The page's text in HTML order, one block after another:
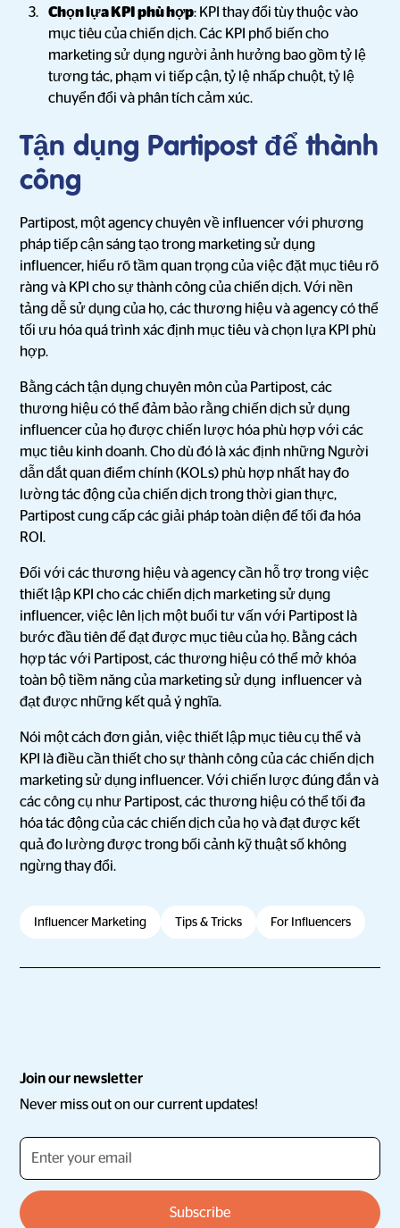
Chọn lựa KPI phù hợp: KPI thay đổi tùy thuộc vào
mục tiêu của chiến dịch. Các KPI phổ biến cho
marketing sử dụng người ảnh hưởng bao gồm tỷ lệ
tương tác, phạm vi tiếp cận, tỷ lệ nhấp chuột, tỷ lệ
chuyển đổi và phân tích cảm xúc.
Tận dụng Partipost để thành
công
Partipost, một agency chuyên về influencer với phương
pháp tiếp cận sáng tạo trong marketing sử dụng
influencer, hiểu rõ tầm quan trọng của việc đặt mục tiêu rõ
ràng và KPI cho sự thành công của chiến dịch. Với nền
tảng dễ sử dụng của họ, các thương hiệu và agency có thể
tối ưu hóa quá trình xác định mục tiêu và chọn lựa KPI phù
hợp.
Bằng cách tận dụng chuyên môn của Partipost, các
thương hiệu có thể đảm bảo rằng chiến dịch sử dụng
influencer của họ được chiến lược hóa phù hợp với các
mục tiêu kinh doanh. Cho dù đó là xác định những Người
dẫn dắt quan điểm chính (KOLs) phù hợp nhất hay đo
lường tác động của chiến dịch trong thời gian thực,
Partipost cung cấp các giải pháp toàn diện để tối đa hóa
ROI.
Đối với các thương hiệu và agency cần hỗ trợ trong việc
thiết lập KPI cho các chiến dịch marketing sử dụng
influencer, việc lên lịch một buổi tư vấn với Partipost là
bước đầu tiên để đạt được mục tiêu của họ. Bằng cách
hợp tác với Partipost, các thương hiệu có thể mở khóa
toàn bộ tiềm năng của marketing sử dụng influencer và
đạt được những kết quả ý nghĩa.
Nói một cách đơn giản, việc thiết lập mục tiêu cụ thể và
KPI là điều cần thiết cho sự thành công của các chiến dịch
marketing sử dụng influencer. Với chiến lược đúng đắn và
các công cụ như Partipost, các thương hiệu có thể tối đa
hóa tác động của các chiến dịch của họ và đạt được kết
quả đo lường được trong bối cảnh kỹ thuật số không
ngừng thay đổi.
Influencer Marketing Tips & Tricks For Influencers
Join our newsletter
Never miss out on our current updates!